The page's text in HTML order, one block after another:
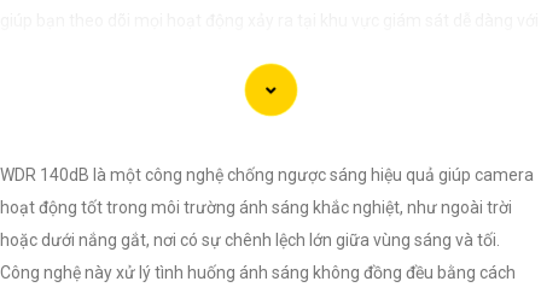
Camera được thiết kế chắc chắn, chống nước và chống bụi giúp camera
ngoài trời, bạn có thể yên tâm mà không cần lo lắng về việc bị xâm nhập
hoặc mất trội tài sản.
WDR 140dB là một công nghệ chống ngược sáng hiệu quả giúp camera
hoạt động tốt trong môi trường ánh sáng khắc nghiệt, như ngoài trời
hoặc dưới nắng gắt, nơi có sự chênh lệch lớn giữa vùng sáng và tối.
Công nghệ này xử lý tình huống ánh sáng không đồng đều bằng cách